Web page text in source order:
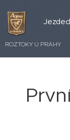
ROZTOKY U PRAHY